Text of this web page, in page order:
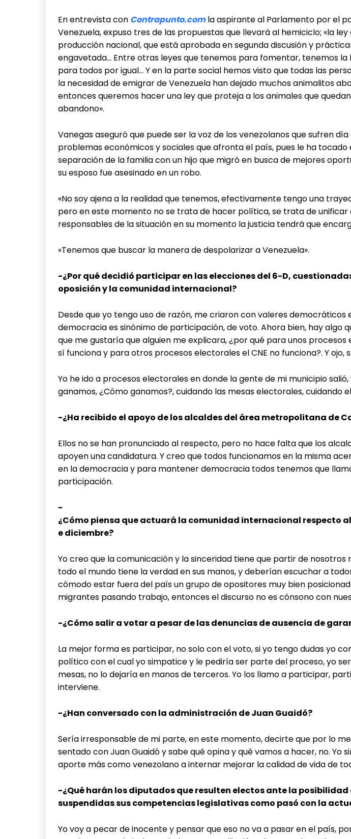
En entrevista con Contrapunto.comla aspirante al Parlamento por el
Venezuela, expuso tres de las propuestas que llevará al hemiciclo; «la
producción nacional, que está aprobada en segunda discusión y
engavetada… Entre otras leyes que tenemos para fomentar, tenemos la
para todos por igual… Y en la parte social hemos visto que todas las
la necesidad de emigrar de Venezuela han dejado muchos animalitos
entonces queremos hacer una ley que proteja a los animales que
abandono».
Vanegas aseguró que puede ser la voz de los venezolanos que sufren día
problemas económicos y sociales que afronta el país, pues le ha
separación de la familia con un hijo que migró en busca de mejores
su esposo fue asesinado en un robo.
«No soy ajena a la realidad que tenemos, efectivamente tengo una
pero en este momento no se trata de hacer política, se trata de unificar
responsables de la situación en su momento la justicia tendrá que
«Tenemos que buscar la manera de despolarizar a Venezuela».
-¿Por qué decidió participar en las elecciones del 6-D,
oposición y la comunidad internacional?
Desde que yo tengo uso de razón, me criaron con valeres democráticos
democracia es sinónimo de participación, de voto. Ahora bien, hay algo
que me gustaría que alguien me explicara, ¿por qué para unos procesos
sí funciona y para otros procesos electorales el CNE no funciona?. Y ojo,
Yo he ido a procesos electorales en donde la gente de mi municipio
ganamos, ¿Cómo ganamos?, cuidando las mesas electorales, cuidando
-¿Ha recibido el apoyo de los alcaldes del área metropolitana de
Ellos no se han pronunciado al respecto, pero no hace falta que los
apoyen una candidatura. Y creo que todos funcionamos en la misma
en la democracia y para mantener democracia todos tenemos que
participación.
-
¿Cómo piensa que actuará la comunidad internacional respecto
e diciembre?
Yo creo que la comunicación y la sinceridad tiene que partir de nosotros
todo el mundo tiene la verdad en sus manos, y deberían escuchar a
cómodo estar fuera del país un grupo de opositores muy bien
migrantes pasando trabajo, entonces el discurso no es cónsono con
-¿Cómo salir a votar a pesar de las denuncias de ausencia de
La mejor forma es participar, no solo con el voto, si yo tengo dudas yo
político con el cual yo simpatice y le pediría ser parte del proceso, yo
mesas, no lo dejaría en manos de terceros. Yo los llamo a participar,
interviene.
-¿Han conversado con la administración de Juan Guaidó?
Sería irresponsable de mi parte, en este momento, decirte que por lo
sentado con Juan Guaidó y sabe qué opina y qué vamos a hacer, no. Yo
aporte más como venezolano a internar mejorar la calidad de vida de
-¿Qué harán los diputados que resulten electos ante la posibilidad
suspendidas sus competencias legislativas como pasó con la
Yo voy a pecar de inocente y pensar que eso no va a pasar en el país,